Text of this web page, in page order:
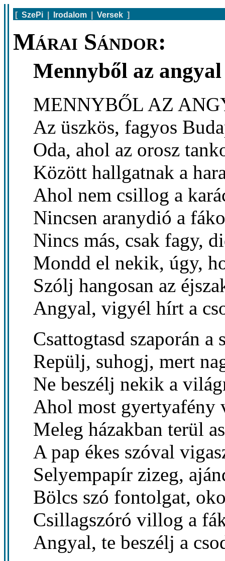
[ SzePi Irodalom Versek ]
Márai Sándor:
Mennyből az angyal
MENNYBŐL AZ
Az üszkös, fagyos
Oda, ahol az orosz
Között hallgatnak a
Ahol nem csillog a
Nincsen aranydió a
Nincs más, csak fagy,
Mondd el nekik, úgy,
Szólj hangosan az
Angyal, vigyél hírt a
Csattogtasd szaporán a
Repülj, suhogj, mert
Ne beszélj nekik a
Ahol most gyertyafény
Meleg házakban terül
A pap ékes szóval
Selyempapír zizeg,
Bölcs szó fontolgat,
Csillagszóró villog a
Angyal, te beszélj a